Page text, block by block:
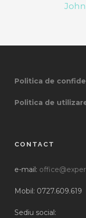
Politica de
Politica de
CONTACT
e-mail:
Mobil: 0727.609.619
Sediu social: